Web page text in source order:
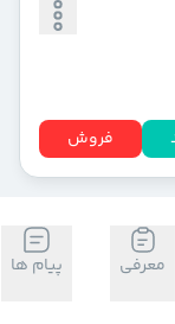
فروش
معرفی پیام ها